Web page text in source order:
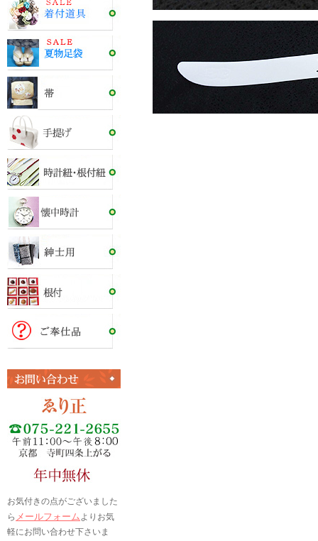
お気付きの点がございました
ら メールフォームよりお気
軽にお問い合わせ下さいま